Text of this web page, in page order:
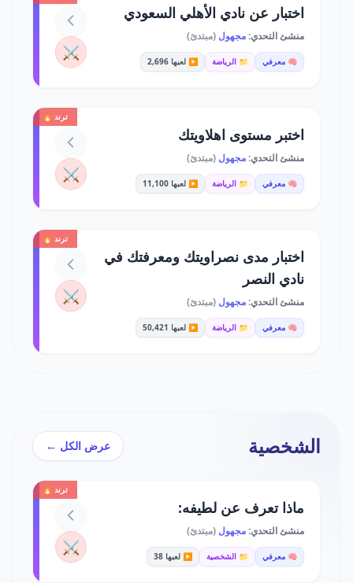
اختبار عن نادي الأهلي السعودي
منشئ التحدي:مجهول (مبتدئ)
🧠 معرفي 📁 الرياضة ▶️ لعبها 2,696 ⚔️
ترند 🔥
اختبر مستوى اهلاويتك
منشئ التحدي:مجهول (مبتدئ)
🧠 معرفي 📁 الرياضة ▶️ لعبها 11,100 ⚔️
ترند 🔥
اختبار مدى نصراويتك ومعرفتك في
نادي النصر
منشئ التحدي:مجهول (مبتدئ)
🧠 معرفي 📁 الرياضة ▶️ لعبها 50,421
⚔️
الشخصية عرض الكل ←
ترند 🔥
ماذا تعرف عن لطيفه:
منشئ التحدي:مجهول (مبتدئ)
🧠 معرفي 📁 الشخصية ▶️ لعبها 38 ⚔️